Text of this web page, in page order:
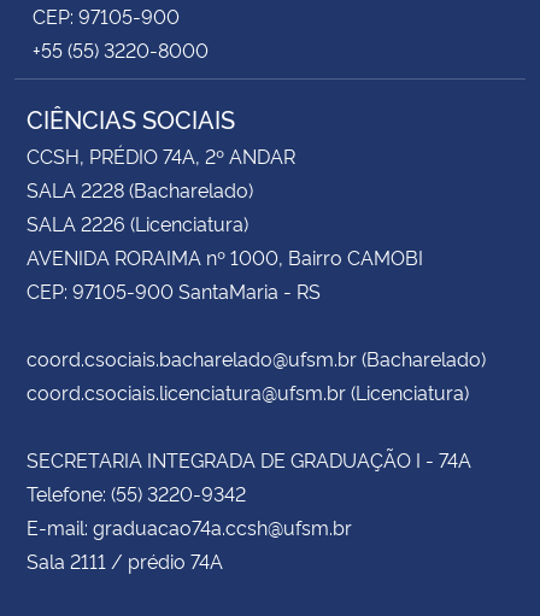
CEP: 97105-900
+55 (55) 3220-8000
CIÊNCIAS SOCIAIS
CCSH, PRÉDIO 74A, 2º ANDAR
SALA 2228 (Bacharelado)
SALA 2226 (Licenciatura)
AVENIDA RORAIMA nº 1000, Bairro CAMOBI
CEP: 97105-900 SantaMaria - RS
coord.csociais.bacharelado@ufsm.br (Bacharelado)
coord.csociais.licenciatura@ufsm.br (Licenciatura)
SECRETARIA INTEGRADA DE GRADUAÇÃO I - 74A
Telefone: (55) 3220-9342
E-mail: graduacao74a.ccsh@ufsm.br
Sala 2111 / prédio 74A